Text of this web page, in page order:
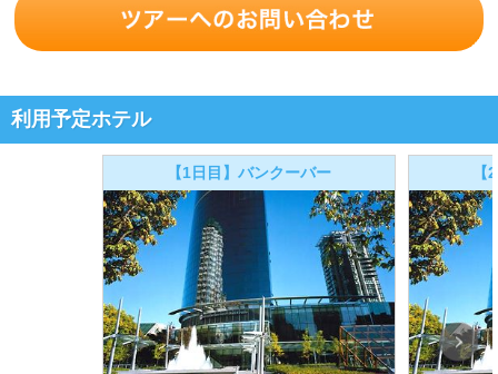
利用予定ホテル
【1日目】バンクーバー